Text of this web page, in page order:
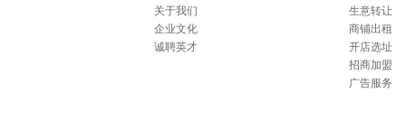
关于我们
企业文化
诚聘英才
生意转让
商铺出租
开店选址
招商加盟
广告服务